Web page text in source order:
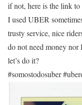
if not, here is the link to
I used UBER
trusty service, nice
do not need money nor
let’s do it?
#somostodosuber